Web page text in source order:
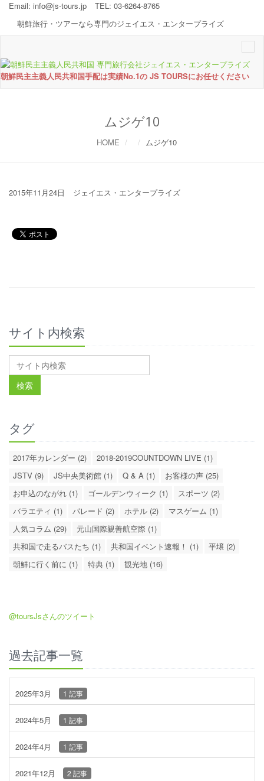
Email: info@js-tours.jp
TEL: 03-6264-8765
朝鮮旅行・ツアーなら専門のジェイエス・エンタープライズ
朝鮮民主主義人民共和国手配は実績No.1の JS TOURSにお任せください
ムジゲ10
HOME ムジゲ10
2015年11月24日 ジェイエス・エンタープライズ
サイト内検索
タグ
2017年カレンダー (2)
2018-2019COUNTDOWN LIVE (1)
JSTV (9)
JS中央美術館 (1) Q & A (1)
お客様の声 (25)
お申込のながれ (1)
ゴールデンウィーク (1)
スポーツ (2)
バラエティ (1)
パレード (2) ホテル (2)
マスゲーム (1)
人気コラム (29)
元山国際親善航空際 (1)
共和国で走るバスたち (1)
共和国イベント速報！ (1)
平壌 (2)
朝鮮に行く前に (1)
特典 (1) 観光地 (16)
@toursJsさんのツイート
過去記事一覧
2025年3月 1 記事
2024年5月 1 記事
2024年4月 1 記事
2021年12月 2 記事